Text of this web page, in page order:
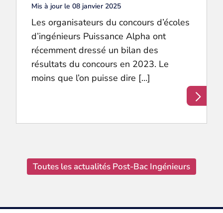
Mis à jour le 08 janvier 2025
Les organisateurs du concours d’écoles
d’ingénieurs Puissance Alpha ont
récemment dressé un bilan des
résultats du concours en 2023. Le
moins que l’on puisse dire […]
Toutes les actualités Post-Bac Ingénieurs